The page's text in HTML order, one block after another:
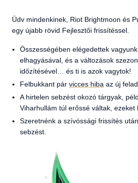
Üdv mindenkinek, Riot Brightmoon és
egy újabb rövid Fejlesztői frissítéssel.
Összességében elégedettek
elhagyásával, és a változások
időzítésével… és ti is azok vagytok!
Felbukkant pár vicces hiba az új
A hirtelen sebzést okozó tárgyak,
Viharhullám túl erőssé váltak, ezeket
Szeretnénk a szívóssági frissítés
sebzést.